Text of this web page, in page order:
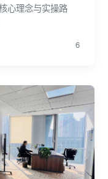
心理念与实操路
6